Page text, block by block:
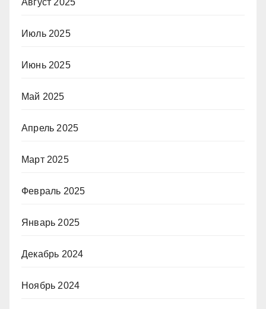
Август 2025
Июль 2025
Июнь 2025
Май 2025
Апрель 2025
Март 2025
Февраль 2025
Январь 2025
Декабрь 2024
Ноябрь 2024